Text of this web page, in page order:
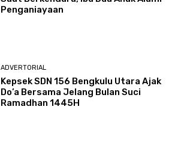
Penganiayaan
ADVERTORIAL
Kepsek SDN 156 Bengkulu Utara Ajak
Do’a Bersama Jelang Bulan Suci
Ramadhan 1445H